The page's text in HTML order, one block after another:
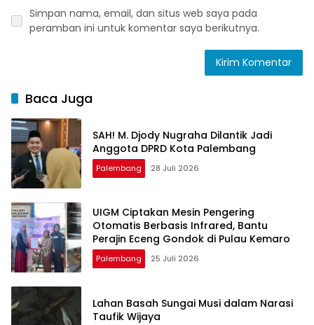
Simpan nama, email, dan situs web saya pada
peramban ini untuk komentar saya berikutnya.
Baca Juga
SAH! M. Djody Nugraha Dilantik Jadi
Anggota DPRD Kota Palembang
Palembang 28 Juli 2026
UIGM Ciptakan Mesin Pengering
Otomatis Berbasis Infrared, Bantu
Perajin Eceng Gondok di Pulau Kemaro
Palembang 25 Juli 2026
Lahan Basah Sungai Musi dalam Narasi
Taufik Wijaya